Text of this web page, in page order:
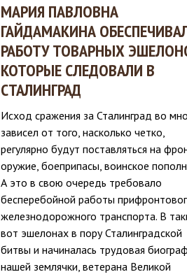
МАРИЯ ПАВЛОВНА
ГАЙДАМАКИНА
РАБОТУ ТОВАРНЫХ
КОТОРЫЕ СЛЕДОВАЛИ В
СТАЛИНГРАД
Исход сражения за Сталинград во
зависел от того, насколько четко,
регулярно будут поставляться на
оружие, боеприпасы, воинское
А это в свою очередь требовало
бесперебойной работы
железнодорожного транспорта. В
вот эшелонах в пору Сталинградской
битвы и начиналась трудовая
нашей землячки, ветерана Великой